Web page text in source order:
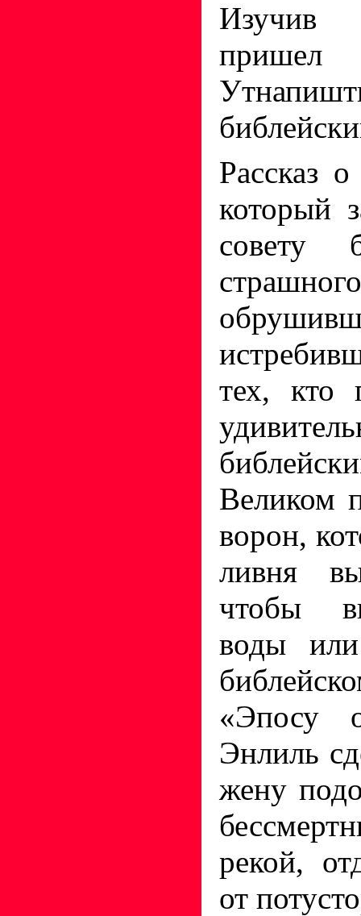
Изучив
Рассказ
который
совету
тех, кто
Великом
ворон,
ливня
чтобы
воды
«Эпосу
Энлиль
жену
рекой,
от